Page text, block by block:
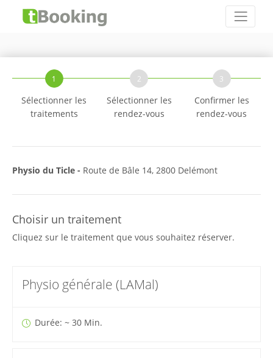
1
Sélectionner les
traitements
2
Sélectionner les
rendez-vous
3
Confirmer les
rendez-vous
Physio du Ticle - Route de Bâle 14, 2800 Delémont
Choisir un traitement
Cliquez sur le traitement que vous souhaitez réserver.
Physio générale (LAMal)
Durée: ~ 30 Min.